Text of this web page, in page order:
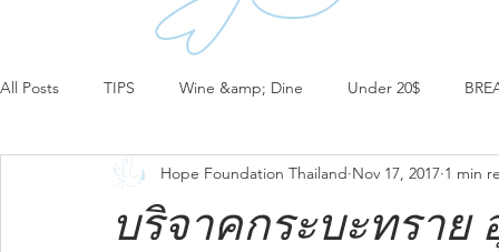
All Posts TIPS Wine &amp; Dine Under 20$
บริจาคกระบะทรา
Hope Foundation Thailand Nov 17, 2017 1 min